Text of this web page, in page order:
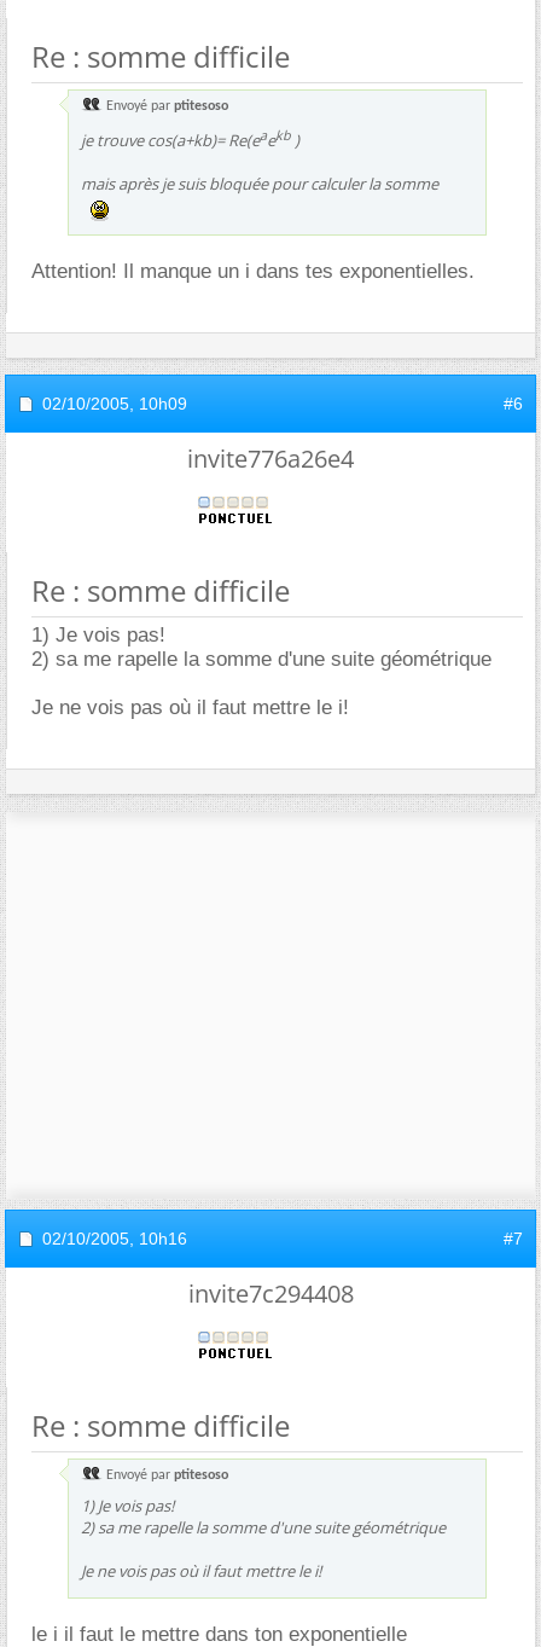
Re : somme difficile
Envoyé par ptitesoso
je trouve cos(a+kb)= Re(eaekb )
mais après je suis bloquée pour calculer la somme
Attention! Il manque un i dans tes exponentielles.
02/10/2005, 10h09 #6
invite776a26e4
Re : somme difficile
1) Je vois pas!
2) sa me rapelle la somme d'une suite géométrique
Je ne vois pas où il faut mettre le i!
02/10/2005, 10h16 #7
invite7c294408
Re : somme difficile
Envoyé par ptitesoso
1) Je vois pas!
2) sa me rapelle la somme d'une suite géométrique
Je ne vois pas où il faut mettre le i!
le i il faut le mettre dans ton exponentielle